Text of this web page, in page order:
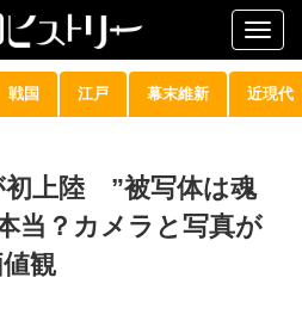
戦国 江戸 幕末維新 近現代
初上陸 ”被写体は魂
当？カメラと写真が
観